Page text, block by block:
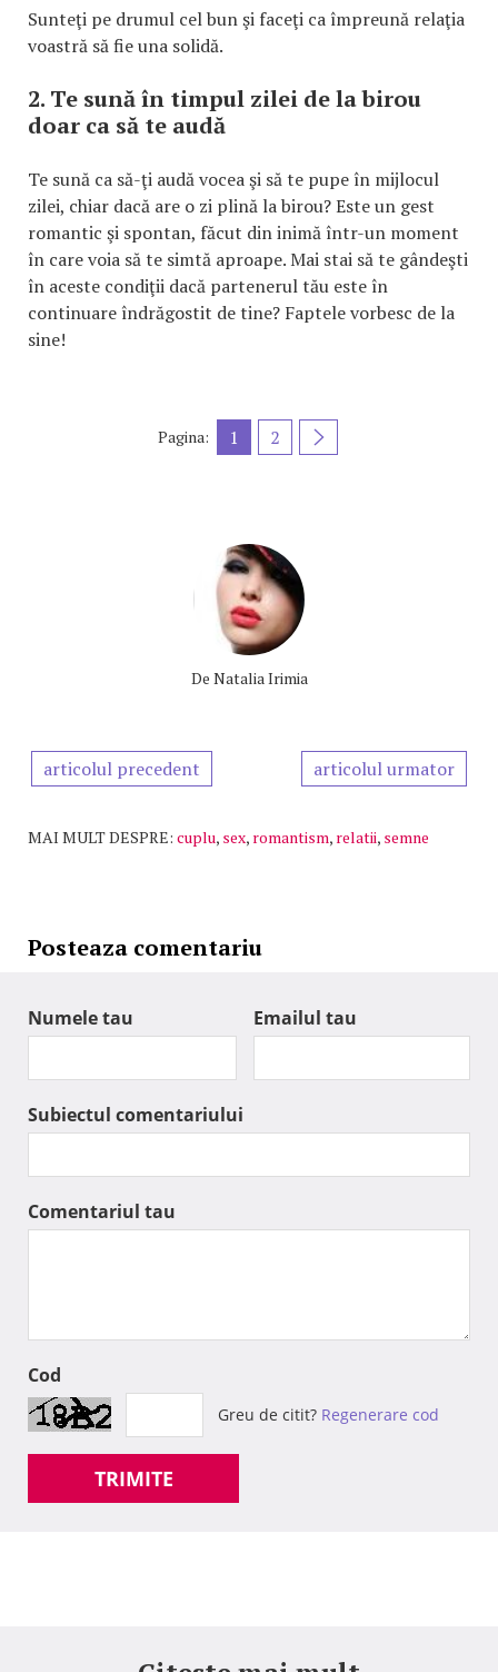
Sunteţi pe drumul cel bun şi faceţi ca împreună relaţia
voastră să fie una solidă.
2. Te sună în timpul zilei de la birou
doar ca să te audă
Te sună ca să-ţi audă vocea şi să te pupe în mijlocul
zilei, chiar dacă are o zi plină la birou? Este un gest
romantic şi spontan, făcut din inimă într-un moment
în care voia să te simtă aproape. Mai stai să te gândeşti
în aceste condiţii dacă partenerul tău este în
continuare îndrăgostit de tine? Faptele vorbesc de la
sine!
Pagina: 1 2
De Natalia Irimia
articolul precedent articolul urmator
MAI MULT DESPRE: cuplu, sex, romantism, relatii, semne
Posteaza comentariu
Numele tau Emailul tau
Subiectul comentariului
Comentariul tau
Cod
Greu de citit? Regenerare cod
TRIMITE